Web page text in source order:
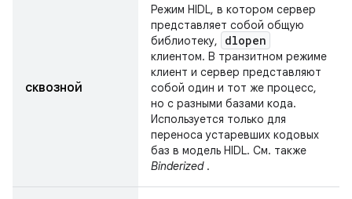
сквозной
Режим HIDL, в котором сервер
представляет собой общую
библиотеку,
dlopen
клиентом. В транзитном режиме
клиент и сервер представляют
собой один и тот же процесс,
но с разными базами кода.
Используется только для
переноса устаревших кодовых
баз в модель HIDL. См. также
Binderized.